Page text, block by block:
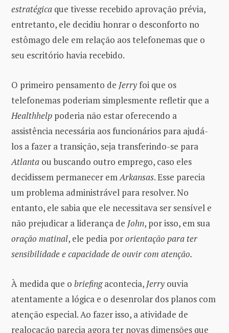
estratégica que tivesse recebido aprovação prévia,
entretanto, ele decidiu honrar o desconforto no
estômago dele em relação aos telefonemas que o
seu escritório havia recebido.
O primeiro pensamento de Jerryfoi que os
telefonemas poderiam simplesmente refletir que a
Healthhelp poderia não estar oferecendo a
assistência necessária aos funcionários para ajudá-
los a fazer a transição, seja transferindo-se para
Atlanta ou buscando outro emprego, caso eles
decidissem permanecer emArkansas. Esse parecia
um problema administrável para resolver. No
entanto, ele sabia que ele necessitava ser sensível e
não prejudicar a liderança de John, por isso, em sua
oração matinal, ele pedia pororientação para ter
sensibilidade e capacidade de ouvir com atenção.
À medida que o briefingacontecia, Jerry ouvia
atentamente a lógica e o desenrolar dos planos com
atenção especial. Ao fazer isso, a atividade de
realocação parecia agora ter novas dimensões que